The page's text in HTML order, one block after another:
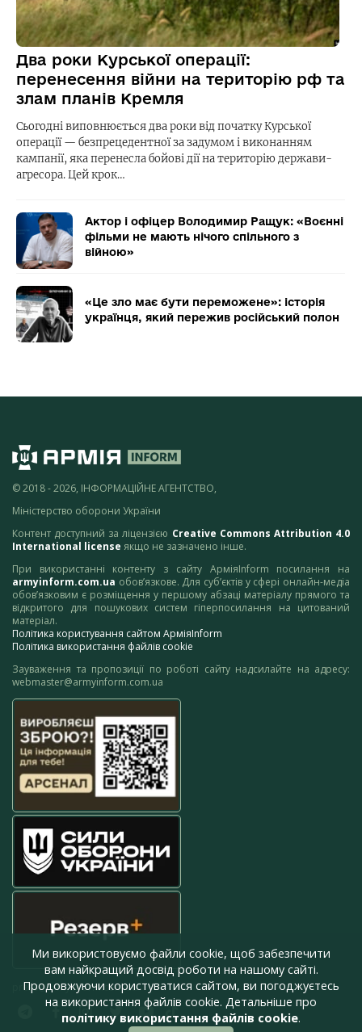
Два роки Курської операції:
перенесення війни на територію рф та
злам планів Кремля
Сьогодні виповнюється два роки від початку Курської
операції — безпрецедентної за задумом і виконанням
кампанії, яка перенесла бойові дії на територію держави-
агресора. Цей крок…
Актор і офіцер Володимир Ращук: «Воєнні
фільми не мають нічого спільного з
війною»
«Це зло має бути переможене»: історія
українця, який пережив російський полон
© 2018 - 2026, ІНФОРМАЦІЙНЕ АГЕНТСТВО,
Міністерство оборони України
Контент доступний за ліцензією Creative Commons Attribution 4.0
International license якщо не зазначено інше.
При використанні контенту з сайту АрміяInform посилання на
armyinform.com.ua обов’язкове. Для суб’єктів у сфері онлайн-медіа
обов’язковим є розміщення у першому абзаці матеріалу прямого та
відкритого для пошукових систем гіперпосилання на цитований
матеріал.
Політика користування сайтом АрміяInform
Політика використання файлів cookie
Зауваження та пропозиції по роботі сайту надсилайте на адресу:
webmaster@armyinform.com.ua
press@armyinform.com.ua
Ми використовуємо файли cookie, щоб забезпечити
вам найкращий досвід роботи на нашому сайті.
Продовжуючи користуватися сайтом, ви погоджуєтесь
на використання файлів cookie. Детальніше про
політику використання файлів cookie.